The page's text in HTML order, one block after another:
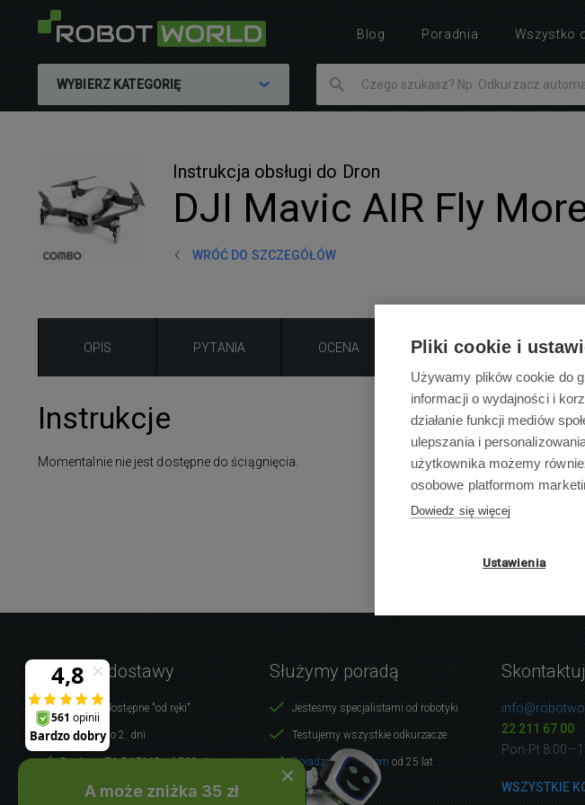
WYBIERZ KATEGORIĘ
Instrukcja obsługi do Dron
DJI Mavic AIR Fly
WRÓĆ DO SZCZEGÓŁÓW
OPIS PYTANIA OCENA AKCESORIA 8
Instrukcje
Momentalnie nie jest dostępne do ściągnięcia.
Blog Poradnia Wszystko
Warunki dostawy
Produkty dostępne "od ręki"
Dostawa do 2. dni
Dostawa ZA DARMO od 500 zł
WSZYSTKO O ZAKUPACH
Służymy poradą
Jesteśmy specjalistami od robotyki
Testujemy wszystkie odkurzacze
Doradzamy klientom od 25 lat
22 211 67 00
Pon-Pt
WSZYSTKIE
×
A może zniżka 35 zł
Pliki cookie i
Używamy plików cookie do
informacji o wydajności i
działanie funkcji mediów
ulepszania i
użytkownika możemy
osobowe platformom
Dowiedz się więcej
Ustawienia